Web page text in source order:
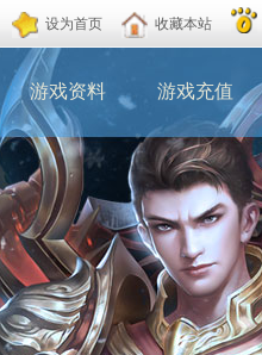
设为首页 收藏本站
游戏资料 游戏充值